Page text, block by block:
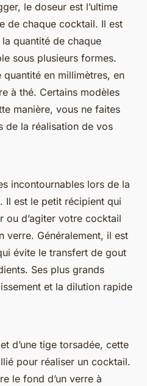
le doseur est l’ultime
de chaque cocktail. Il est
quantité de chaque
sous plusieurs formes.
en millimètres, en
à thé. Certains modèles
manière, vous ne faites
de la réalisation de vos
incontournables lors de la
Il est le petit récipient qui
ou d’agiter votre cocktail
verre. Généralement, il est
évite le transfert de gout
Ses plus grands
et la dilution rapide
d’une tige torsadée, cette
pour réaliser un cocktail.
le fond d’un verre à